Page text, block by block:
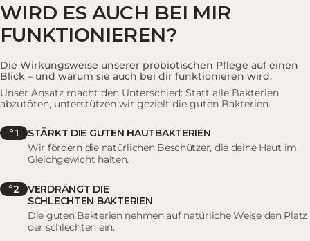
Hautbakterien an und stellen so das Gleichgewicht deines
Hautmikrobioms wieder her. Dadurch werden die natürlichen
Abwehrkräfte deiner Haut gestärkt, damit deine Haut sich besser
Bewährte Wirksamkeit:
Unsere probiotische Pflege hat bereits über 100.000 Menschen
mit verschiedenen Hautproblemen geholfen. Ob bei Akne,
Unreinheiten, Neurodermitis oder Rosacea – unsere Kunden
berichten von deutlich verbessertem Hautbild und gestärktem
Hautgefühl. Was unsere Produkte besonders macht: Sie arbeiten
mit deiner Haut, nicht gegen sie. Durch die Stärkung deines
natürlichen Hautmikrobioms unterstützen wir den Weg zu einer
ausgeglichenen, gesunden Haut, statt Symptome nur
oberflächlich zu bekämpfen.
WIRD ES AUCH BEI MIR
FUNKTIONIEREN?
Die Wirkungsweise unserer probiotischen Pflege auf einen
Blick – und warum sie auch bei dir funktionieren wird.
Unser Ansatz macht den Unterschied: Statt alle Bakterien
abzutöten, unterstützen wir gezielt die guten Bakterien.
°1
STÄRKT DIE GUTEN HAUTBAKTERIEN
Wir fördern die natürlichen Beschützer, die deine Haut im
Gleichgewicht halten.
°2
VERDRÄNGT DIE
SCHLECHTEN BAKTERIEN
Die guten Bakterien nehmen auf natürliche Weise den Platz
der schlechten ein.